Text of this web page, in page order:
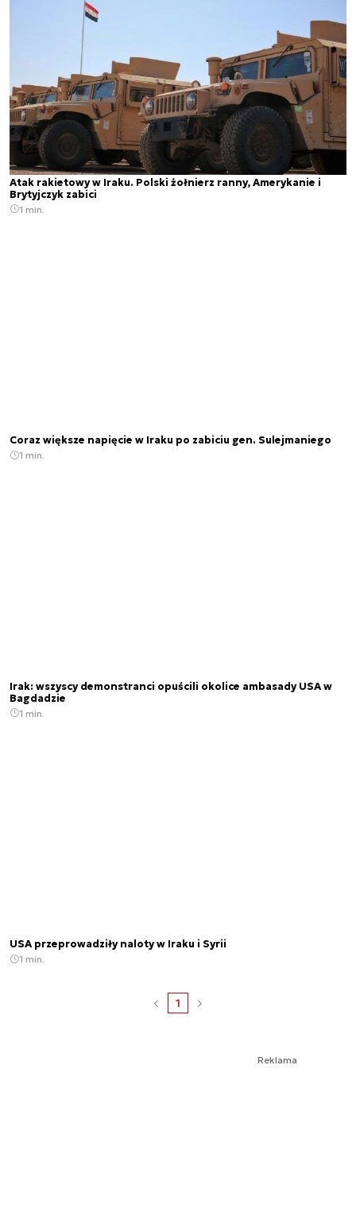
Atak rakietowy w Iraku. Polski żołnierz ranny, Amerykanie i
Brytyjczyk zabici
1 min.
Coraz większe napięcie w Iraku po zabiciu gen. Sulejmaniego
1 min.
Irak: wszyscy demonstranci opuścili okolice ambasady USA w
Bagdadzie
1 min.
USA przeprowadziły naloty w Iraku i Syrii
1 min.
1
Reklama